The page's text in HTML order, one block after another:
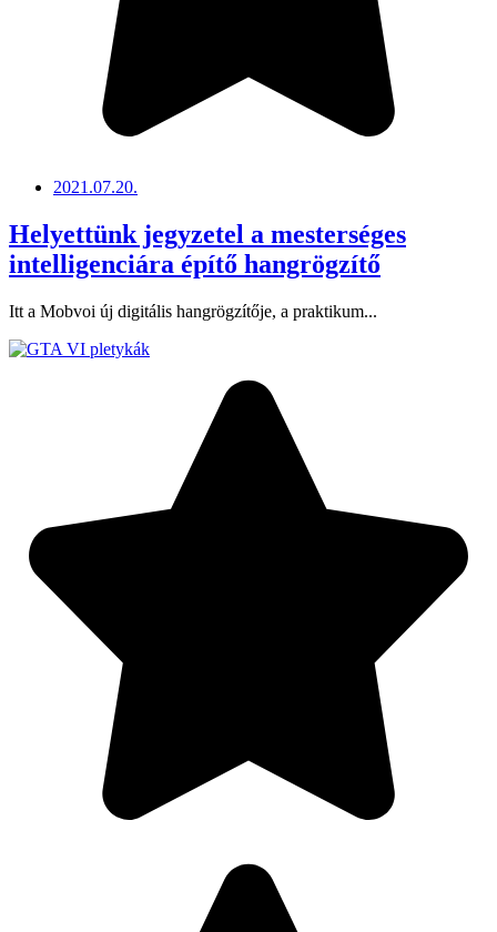
2021.07.20.
Helyettünk jegyzetel a mesterséges
intelligenciára építő hangrögzítő
Itt a Mobvoi új digitális hangrögzítője, a praktikum...